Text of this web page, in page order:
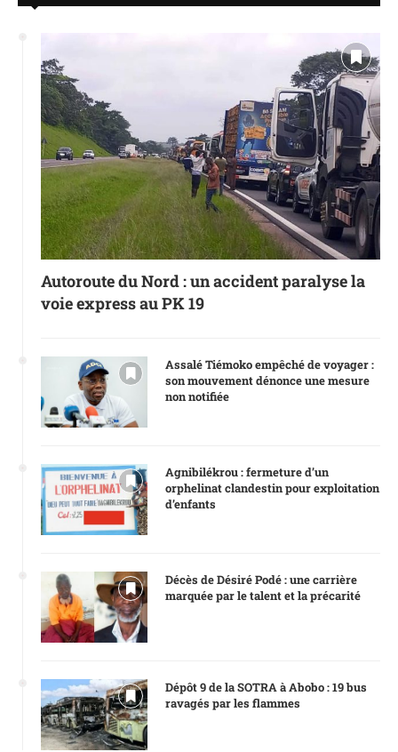
Autoroute du Nord : un accident paralyse la
voie express au PK 19
Assalé Tiémoko empêché de voyager :
son mouvement dénonce une mesure
non notifiée
Agnibilékrou : fermeture d’un
orphelinat clandestin pour exploitation
d’enfants
Décès de Désiré Podé : une carrière
marquée par le talent et la précarité
Dépôt 9 de la SOTRA à Abobo : 19 bus
ravagés par les flammes